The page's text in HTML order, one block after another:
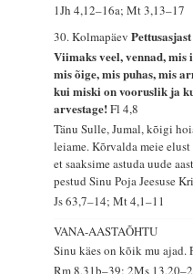
1Jh 4,12–16a; Mt 3,13–17
30. Kolmapäev
Viimaks veel, vennad, mis
mis õige, mis puhas, mis
kui miski on vooruslik ja
arvestage!Fl 4,8
Tänu Sulle, Jumal, kõigi
leiame. Kõrvalda meie
et saaksime astuda uude
pestud Sinu Poja Jeesuse
Js 63,7–14; Mt 4,1–11
VANA-AASTAÕHTU
Sinu käes on kõik mu ajad.
Rm 8,31b–39; 2Ms